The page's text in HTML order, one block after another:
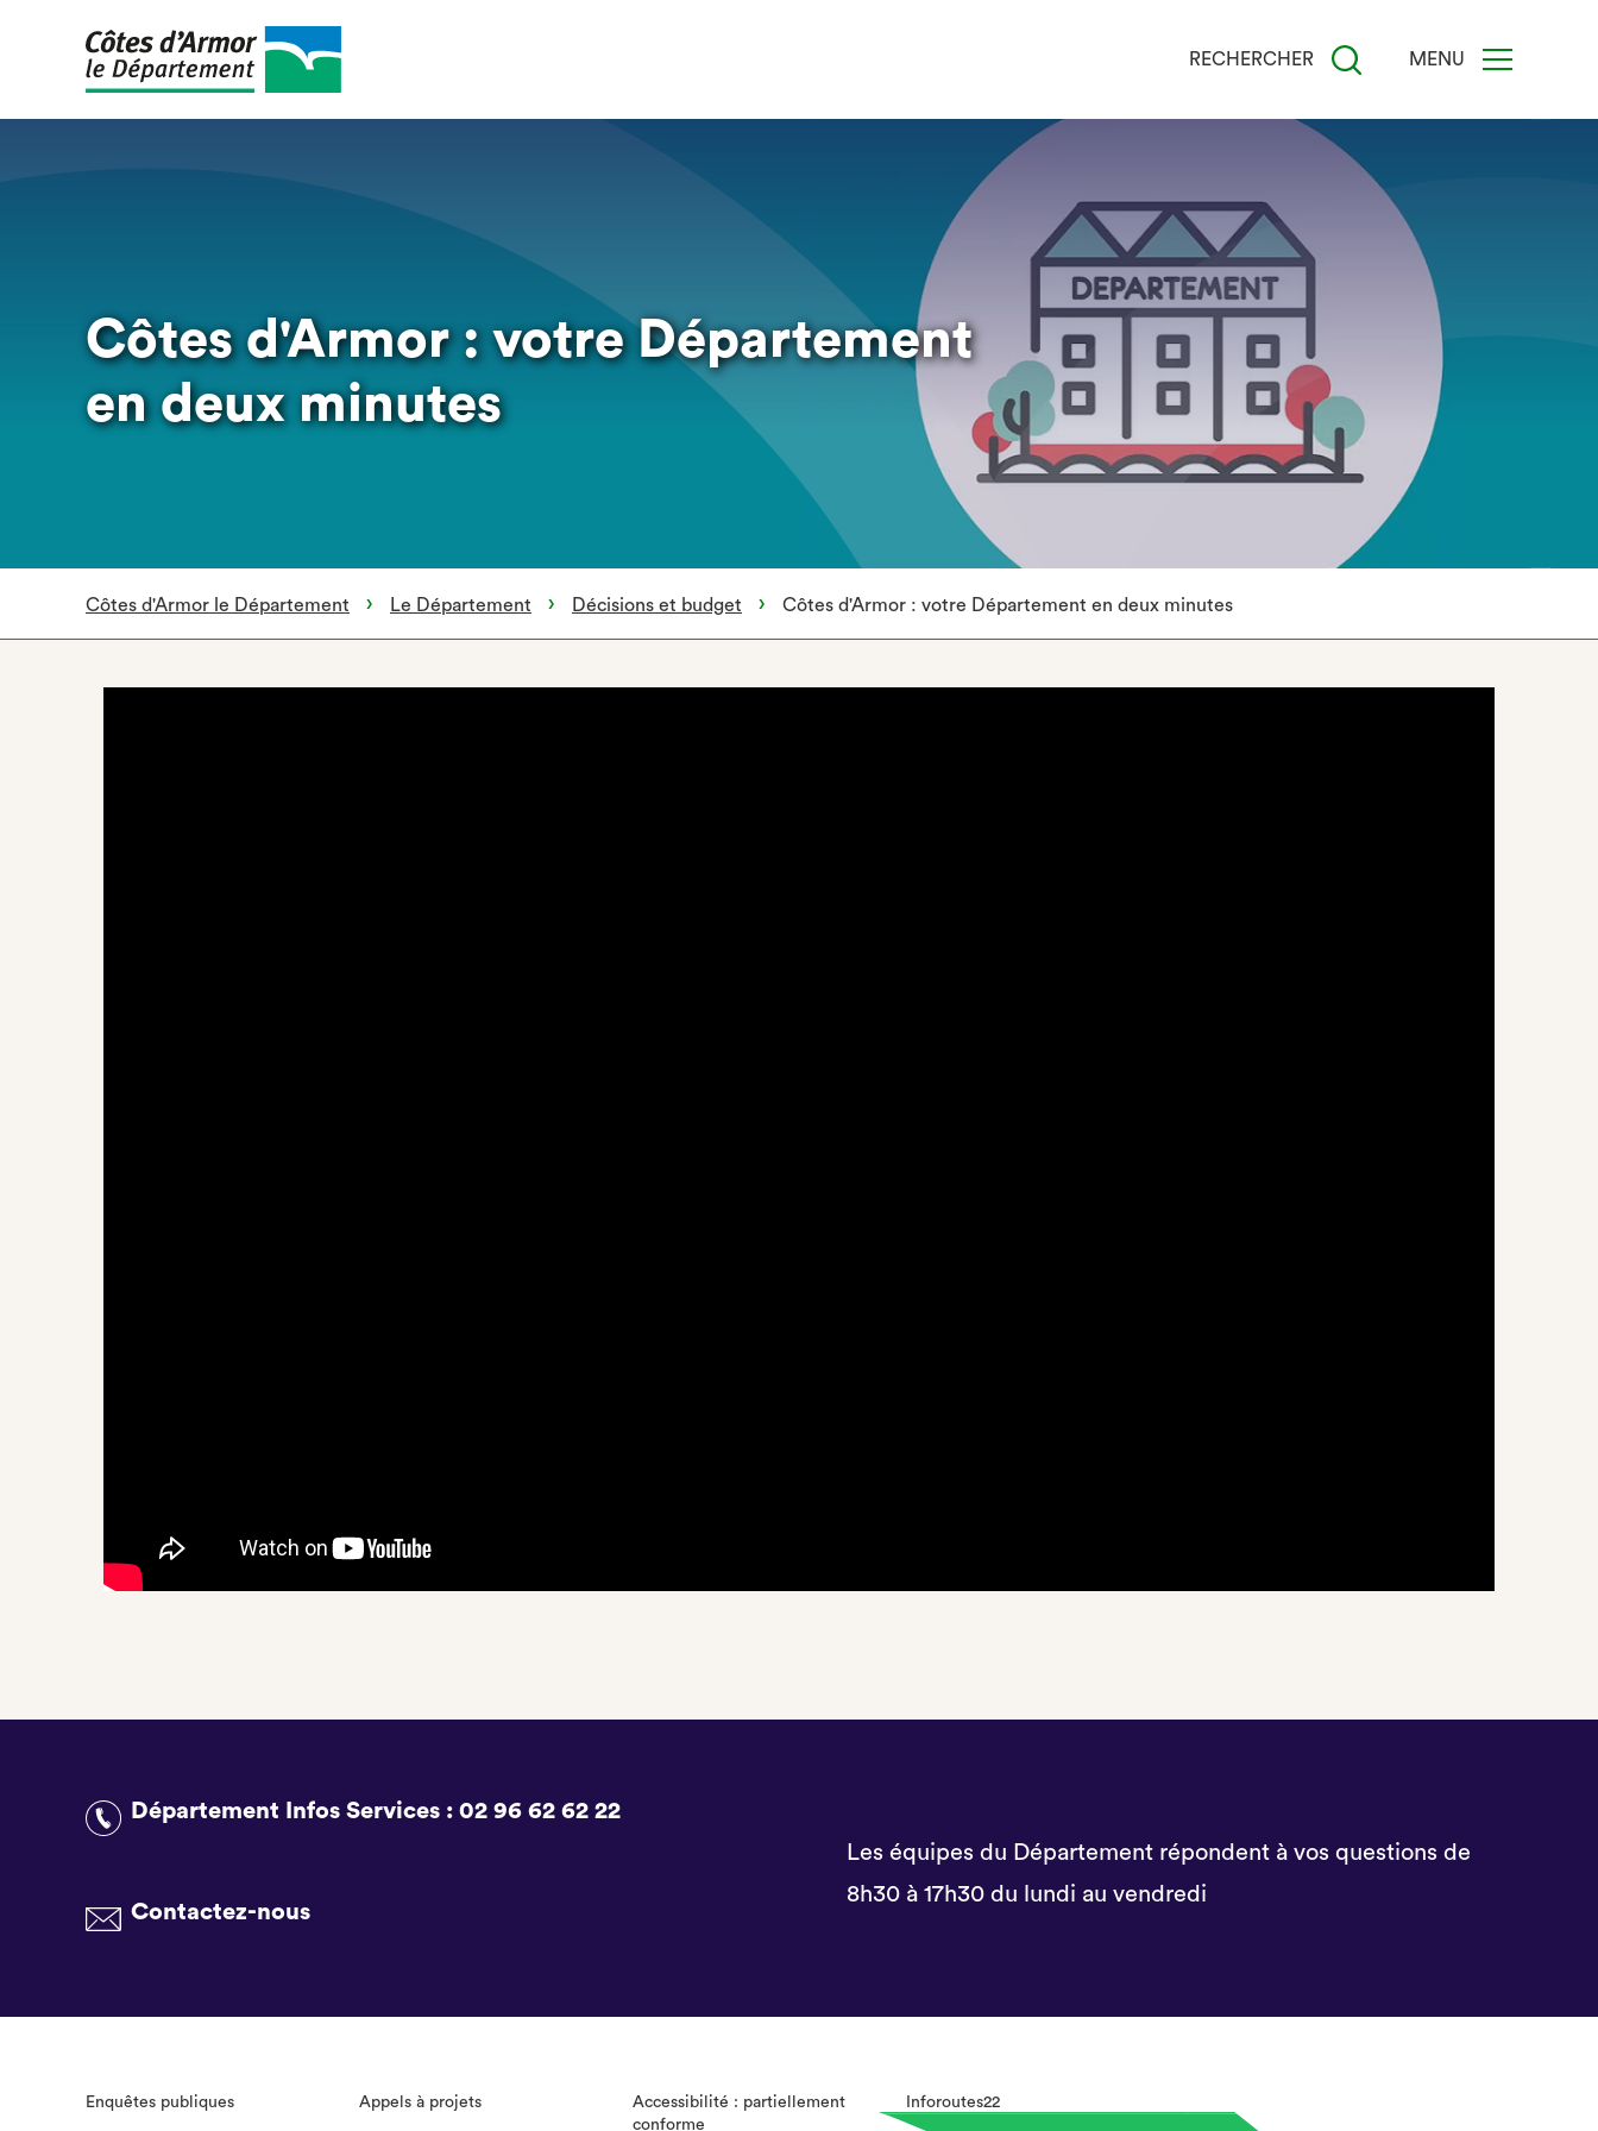
RECHERCHER MENU
Côtes d'Armor : votre Département
en deux minutes
Côtes d'Armor le Département Le Département Décisions et budget Côtes d'Armor : votre Département en deux minutes
Département Infos Services : 02 96 62 62 22
Contactez-nous
Les équipes du Département répondent à vos questions de
8h30 à 17h30 du lundi au vendredi
Enquêtes publiques Appels à projets
Accessibilité : partiellement
conforme
Inforoutes22